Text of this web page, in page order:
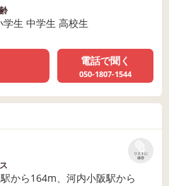
学生 中学生 高校生
電話で聞く
050-1807-1544
リストに
保存
から164m、河内小阪駅から